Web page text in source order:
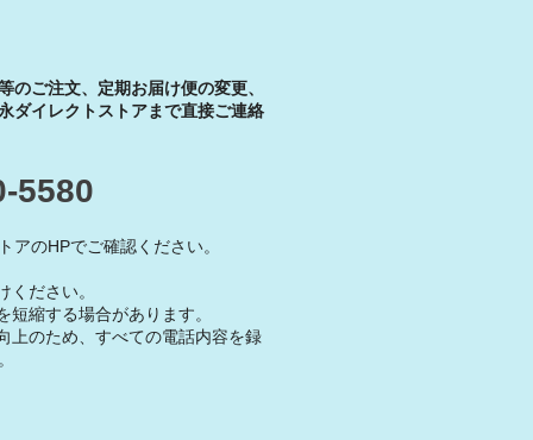
のご注文、定期お届け便の変更、
ダイレクトストアまで直接ご連絡
5580
アのHPでご確認ください。
ださい。
縮する場合があります。
上のため、すべての電話内容を録